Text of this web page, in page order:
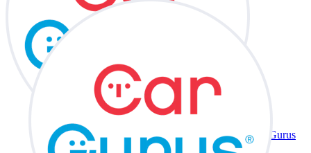
CarGurus